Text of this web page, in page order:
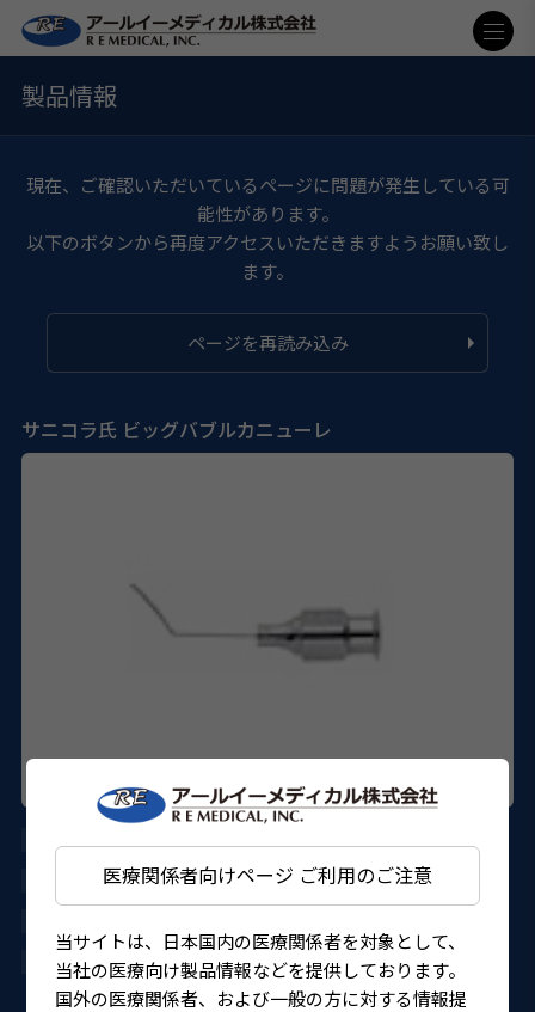
医療関係者向けページ ご利用のご注意
当サイトは、日本国内の医療関係者を対象として、
当社の医療向け製品情報などを提供しております。
国外の医療関係者、および一般の方に対する情報提
製品情報
現在、ご確認いただいているページに問題が発生している可
能性があります。
以下のボタンから再度アクセスいただきますようお願い致し
ます。
ページを再読み込み
サニコラ氏 ビッグバブルカニューレ
AE-7821
ASICO
4562150824821